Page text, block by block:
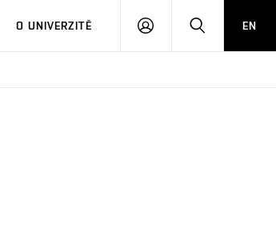
O UNIVERZITĚ
PŘIHLÁSIT HLEDATEN